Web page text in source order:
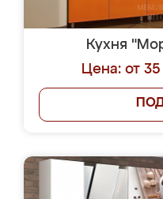
Кухня
Цена: от